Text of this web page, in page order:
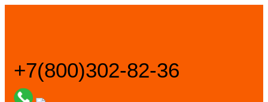
+7(800)302-82-36